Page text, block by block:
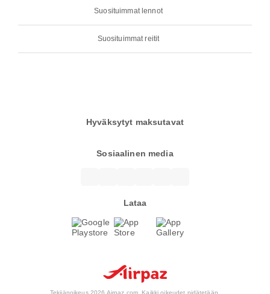
Suosituimmat lennot
Suosituimmat reitit
Hyväksytyt maksutavat
Sosiaalinen media
Lataa
Tekijänoikeus 2026 Airpaz.com. Kaikki oikeudet pidätetään.